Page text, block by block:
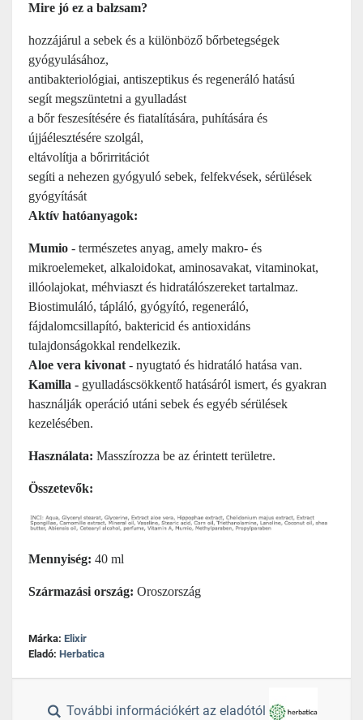
Mire jó ez a balzsam?
hozzájárul a sebek és a különböző bőrbetegségek
gyógyulásához,
antibakteriológiai, antiszeptikus és regeneráló hatású
segít megszüntetni a gyulladást
a bőr feszesítésére és fiatalítására, puhítására és
újjáélesztésére szolgál,
eltávolítja a bőrirritációt
segíti a nehezen gyógyuló sebek, felfekvések, sérülések
gyógyítását
Aktív hatóanyagok:
Mumio - természetes anyag, amely makro- és
mikroelemeket, alkaloidokat, aminosavakat, vitaminokat,
illóolajokat, méhviaszt és hidratálószereket tartalmaz.
Biostimuláló, tápláló, gyógyító, regeneráló,
fájdalomcsillapító, baktericid és antioxidáns
tulajdonságokkal rendelkezik.
Aloe vera kivonat - nyugtató és hidratáló hatása van.
Kamilla - gyulladáscsökkentő hatásáról ismert, és gyakran
használják operáció utáni sebek és egyéb sérülések
kezelésében.
Használata: Masszírozza be az érintett területre.
Összetevők:
Mennyiség: 40 ml
Származási ország: Oroszország
Márka: Elixir
Eladó: Herbatica
További információkért az eladótól